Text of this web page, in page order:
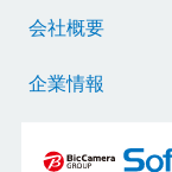
会社概要
企業情報